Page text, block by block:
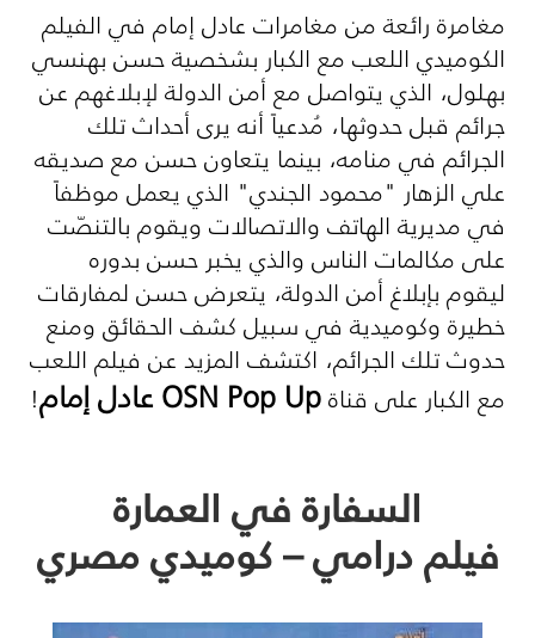
مغامرة رائعة من مغامرات عادل إمام في الفيلم
الكوميدي اللعب مع الكبار بشخصية حسن بهنسي
بهلول، الذي يتواصل مع أمن الدولة لإبلاغهم عن
جرائم قبل حدوثها، مُدعياً أنه يرى أحداث تلك
الجرائم في منامه، بينما يتعاون حسن مع صديقه
علي الزهار "محمود الجندي" الذي يعمل موظفاً
في مديرية الهاتف والاتصالات ويقوم بالتنصّت
على مكالمات الناس والذي يخبر حسن بدوره
ليقوم بإبلاغ أمن الدولة، يتعرض حسن لمفارقات
خطيرة وكوميدية في سبيل كشف الحقائق ومنع
حدوث تلك الجرائم، اكتشف المزيد عن فيلم اللعب
مع الكبار على قناةOSN Pop Upعادل إمام!
السفارة في العمارة
فيلم درامي – كوميدي مصري